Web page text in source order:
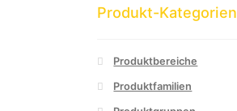
Produkt-Kategorien
Produktbereiche
Produktfamilien